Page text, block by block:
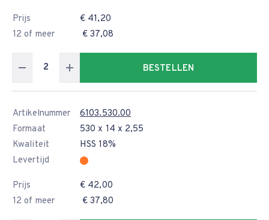
Prijs
€ 41,20
12 of meer
€ 37,08
BESTELLEN
Artikelnummer
6103.530.00
Formaat
530 x 14 x 2,55
Kwaliteit
HSS 18%
Levertijd
Prijs
€ 42,00
12 of meer
€ 37,80